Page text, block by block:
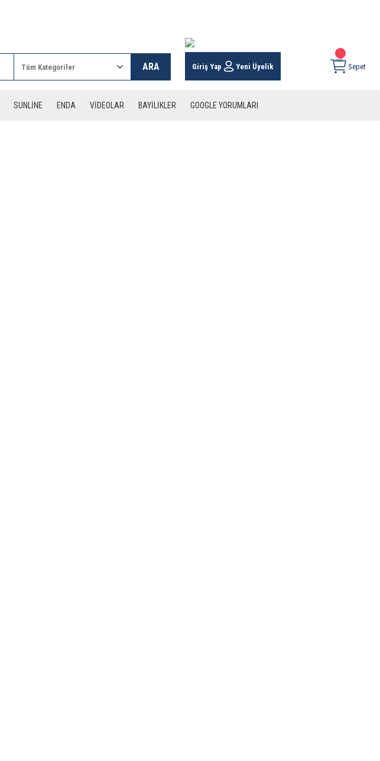
ARA Giriş Yap Yeni Üyelik Sepet
SUNLİNE ENDA VİDEOLAR BAYİLİKLER GOOGLE YORUMLARI